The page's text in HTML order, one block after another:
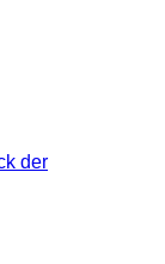
der